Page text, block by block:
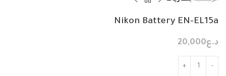
Nikon Battery EN-EL15a
د.ع20,000